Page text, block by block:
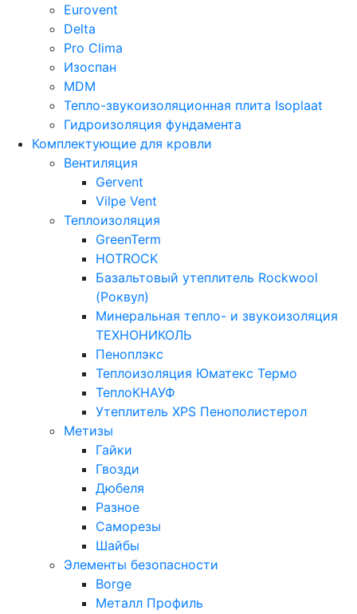
Eurovent
Delta
Pro Clima
Изоспан
MDM
Тепло-звукоизоляционная плита Isoplaat
Гидроизоляция фундамента
Комплектующие для кровли
Вентиляция
Gervent
Vilpe Vent
Теплоизоляция
GreenTerm
HOTROCK
Базальтовый утеплитель Rockwool
(Роквул)
Минеральная тепло- и звукоизоляция
ТЕХНОНИКОЛЬ
Пеноплэкс
Теплоизоляция Юматекс Термо
ТеплоКНАУФ
Утеплитель XPS Пенополистерол
Метизы
Гайки
Гвозди
Дюбеля
Разное
Саморезы
Шайбы
Элементы безопасности
Borge
Металл Профиль